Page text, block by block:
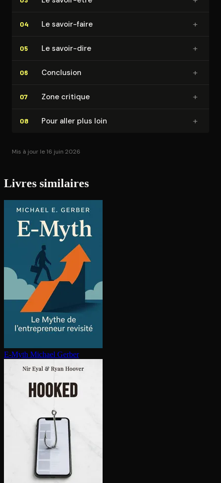
04 Le savoir-faire +
05 Le savoir-dire +
06 Conclusion +
07 Zone critique +
08 Pour aller plus loin +
Mis à jour le 16 juin 2026
Livres similaires
E-Myth Michael Gerber